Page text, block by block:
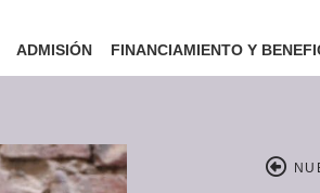
ADMISIÓN FINANCIAMIENTO Y